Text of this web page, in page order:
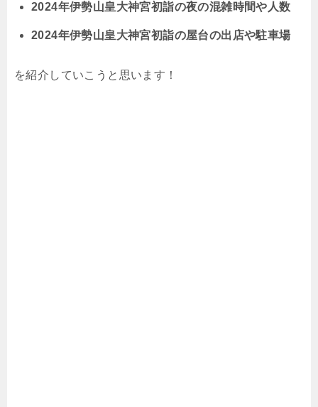
2024年伊勢山皇大神宮初詣の夜の混雑時間や人数
2024年伊勢山皇大神宮初詣の屋台の出店や駐車場
を紹介していこうと思います！